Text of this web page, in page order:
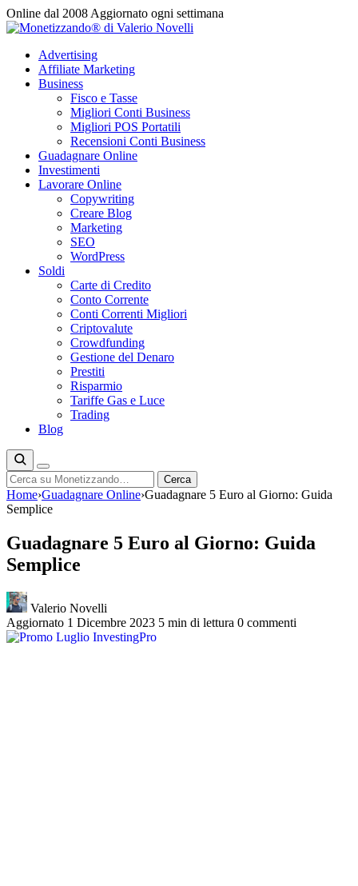
Vai
al
Online dal 2008 Aggiornato ogni settimana
Advertising
Affiliate Marketing
Business
Fisco e Tasse
Migliori Conti Business
Migliori POS Portatili
Recensioni Conti Business
Guadagnare Online
Investimenti
Lavorare Online
Copywriting
Creare Blog
Marketing
SEO
WordPress
Soldi
Carte di Credito
Conto Corrente
Conti Correnti Migliori
Criptovalute
Crowdfunding
Gestione del Denaro
Prestiti
Risparmio
Tariffe Gas e Luce
Trading
Blog
Cerca Cerca
Home›Guadagnare Online›Guadagnare 5 Euro al Giorno: Guida
Semplice
Guadagnare 5 Euro al Giorno: Guida
Semplice
Valerio Novelli
Aggiornato 1 Dicembre 2023 5 min di lettura 0 commenti